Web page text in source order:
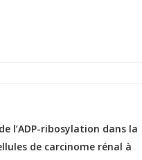
l’ADP-ribosylation dans la
de carcinome rénal à